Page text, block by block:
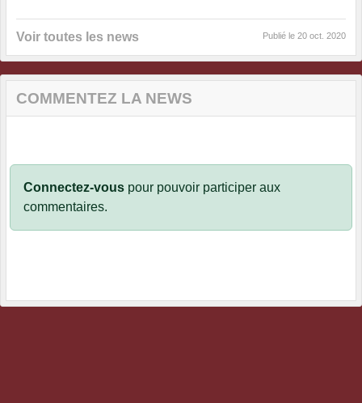
Voir toutes les news Publié le 20 oct. 2020
COMMENTEZ LA NEWS
Connectez-vous pour pouvoir participer aux
commentaires.